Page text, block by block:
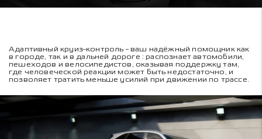
Адаптивный круиз-контроль - ваш надёжный помощник как
в городе, так и в дальней дороге : распознает автомобили,
пешеходов и велосипедистов, оказывая поддержку там,
где человеческой реакции может быть недостаточно, и
позволяет тратить меньше усилий при движении по трассе.